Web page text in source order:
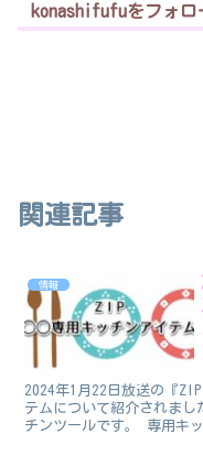
konashifufuをフォロ
関連記事
情報
2024年1月22日放送の『
テムについて紹介されま
チンツールです。 専用キ